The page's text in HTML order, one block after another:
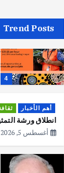
Trend Posts
4
أهم الأخبار
انطلاق ورشة
أغسطس 5, 2026